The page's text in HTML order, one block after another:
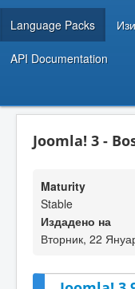
Language Packs
API Documentation
Joomla! 3 -
Maturity
Stable
Издадено на
Вторник, 22